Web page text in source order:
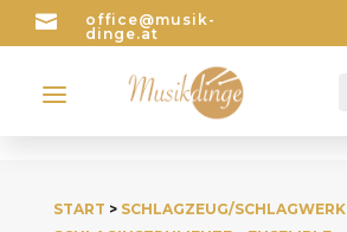

office@musik-
dinge.at
a
START > SCHLAGZEUG/SCHLAGWERK